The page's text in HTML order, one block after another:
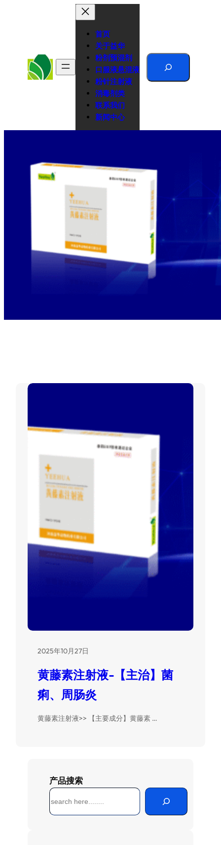
首页
关于益华
粉剂预混剂
口服液悬混液
粉针注射液
消毒剂类
联系我们
新闻中心
Search
2025年10月27日
黄藤素注射液-【主治】菌
痢、周肠炎
黄藤素注射液>> 【主要成分】黄藤素 …
产品搜索
搜
索